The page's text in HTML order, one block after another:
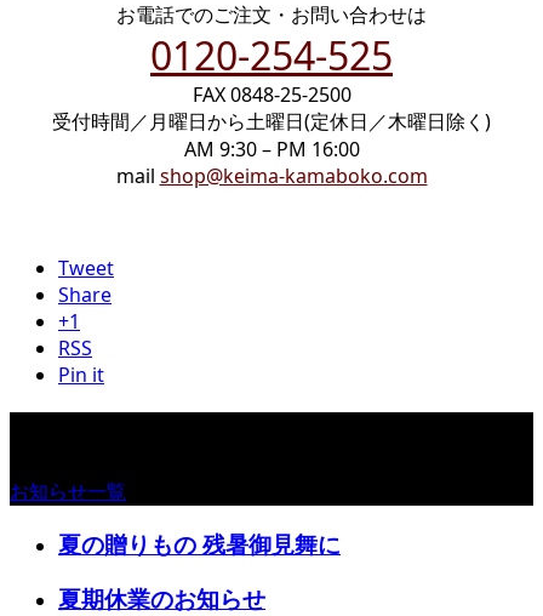
お電話でのご注文・お問い合わせは
0120-254-525
FAX 0848-25-2500
受付時間／月曜日から土曜日(定休日／木曜日除く)
AM 9:30 – PM 16:00
mail shop@keima-kamaboko.com
Tweet
Share
+1
RSS
Pin it
お知らせ一覧
夏の贈りもの 残暑御見舞に
夏期休業のお知らせ